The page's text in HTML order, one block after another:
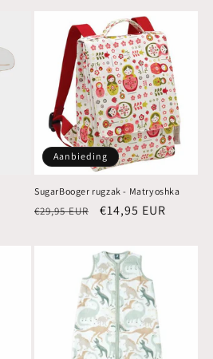
Aanbieding
SugarBooger rugzak - Matryoshka
Normale
€29,95 EUR Aanbiedingsprijs
€14,95 EUR